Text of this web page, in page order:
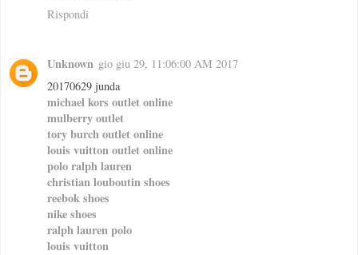
Rispondi
Unknown gio giu 29, 11:06:00 AM 2017
20170629 junda
michael kors outlet online
mulberry outlet
tory burch outlet online
louis vuitton outlet online
polo ralph lauren
christian louboutin shoes
reebok shoes
nike shoes
ralph lauren polo
louis vuitton